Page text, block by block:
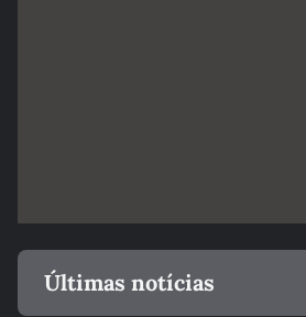
Últimas notícias